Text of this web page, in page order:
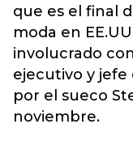
que es el final
moda en
involucrado
ejecutivo y jefe
por el sueco
noviembre.